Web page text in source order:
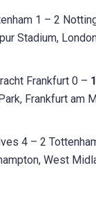
1 – 2
Stadium,
Frankfurt 0 –
Frankfurt am
4 – 2
West